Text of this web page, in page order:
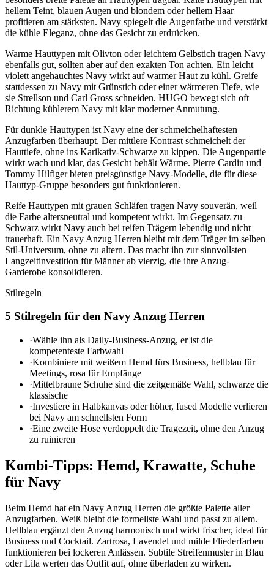
hellem Teint, blauen Augen und blondem oder hellem Haar
profitieren am stärksten. Navy spiegelt die Augenfarbe und verstärkt
die kühle Eleganz, ohne das Gesicht zu erdrücken.
Warme Hauttypen mit Olivton oder leichtem Gelbstich tragen Navy
ebenfalls gut, sollten aber auf den exakten Ton achten. Ein leicht
violett angehauchtes Navy wirkt auf warmer Haut zu kühl. Greife
stattdessen zu Navy mit Grünstich oder einer wärmeren Tiefe, wie
sie Strellson und Carl Gross schneiden. HUGO bewegt sich oft
Richtung kühlerem Navy mit klar moderner Anmutung.
Für dunkle Hauttypen ist Navy eine der schmeichelhaftesten
Anzugfarben überhaupt. Der mittlere Kontrast schmeichelt der
Hauttiefe, ohne ins Karikativ-Schwarze zu kippen. Die Augenpartie
wirkt wach und klar, das Gesicht behält Wärme. Pierre Cardin und
Tommy Hilfiger bieten preisgünstige Navy-Modelle, die für diese
Hauttyp-Gruppe besonders gut funktionieren.
Reife Hauttypen mit grauen Schläfen tragen Navy souverän, weil
die Farbe altersneutral und kompetent wirkt. Im Gegensatz zu
Schwarz wirkt Navy auch bei reifen Trägern lebendig und nicht
trauerhaft. Ein Navy Anzug Herren bleibt mit dem Träger im selben
Stil-Universum, ohne zu altern. Das macht ihn zur sinnvollsten
Langzeitinvestition für Männer ab vierzig, die ihre Anzug-
Garderobe konsolidieren.
Stilregeln
5 Stilregeln für den Navy Anzug Herren
·Wähle ihn als Daily-Business-Anzug, er ist die
kompetenteste Farbwahl
·Kombiniere mit weißem Hemd fürs Business, hellblau für
Meetings, rosa für Empfänge
·Mittelbraune Schuhe sind die zeitgemäße Wahl, schwarze die
klassische
·Investiere in Halbkanvas oder höher, fused Modelle verlieren
bei Navy am schnellsten Form
·Eine zweite Hose verdoppelt die Tragezeit, ohne den Anzug
zu ruinieren
Kombi-Tipps: Hemd, Krawatte, Schuhe
für Navy
Beim Hemd hat ein Navy Anzug Herren die größte Palette aller
Anzugfarben. Weiß bleibt die formellste Wahl und passt zu allem.
Hellblau ergänzt den Anzug harmonisch und wirkt frischer, ideal für
Business und Cocktail. Zartrosa, Lavendel und milde Fliederfarben
funktionieren bei lockeren Anlässen. Subtile Streifenmuster in Blau
oder Lila werten das Outfit auf, ohne überladen zu wirken.